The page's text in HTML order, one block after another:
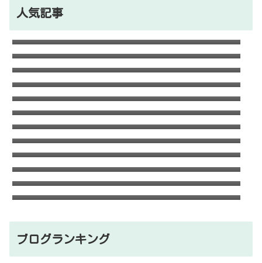
人気記事
石川ケニーは父と兄は野球選手で母親はアメ
リカ人のハーフ！7人大家族！
Lazの彼女や身長に大学・年齢は？イケメン
プロゲーマーの経歴！【ZETA】
竹下パラダイスだーご本名や年齢に身長は？
恋愛対象やイケメンかも調査！
千早茜の恋人や結婚した夫は誰？子供や本名
に高校は？引越は離婚が理由？
可愛い政田夢乃選手に彼氏の存在が気にな
る！本当に不倫をしているのか？家族構成が
どうなっているのか？を徹底調査！
末永けいの経歴や学歴(高校大学)は？妻(嫁)
は末永ゆかりで離婚した？
福田こうへいの結婚相手の嫁(妻)や子供
(娘・息子)など家族構成まとめ！
おだけいの元カノ人気歌手はちゃんみな！過
去の匂わせや動画流出の犯人は？
デジポリスは東京だけ？大阪や埼玉・神奈
川・愛知など他の地域にもある？
ドンマイ川端は結婚した嫁がいる？母親・兄
妹・父親に年収や学歴経歴も！
フジロック2023民間駐車場予約方法！当日受
付や出し入れOKか調査！
五条院凌のすっぴんや足太い画像がヤバい！
本当は美脚でスタイル良い？
ブログランキング